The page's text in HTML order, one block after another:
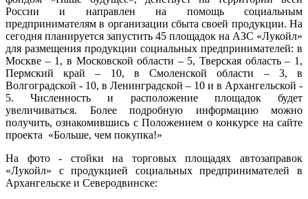
России и направлен на помощь социальным
предпринимателям в организации сбыта своей продукции. На
сегодня планируется запустить 45 площадок на АЗС «Лукойл»
для размещения продукции социальных предпринимателей: в
Москве – 1, в Московской области – 5, Тверская область – 1,
Пермский край – 10, в Смоленской области – 3, в
Волгоградской - 10, в Ленинградской – 10 и в Архангельской -
5. Численность и расположение площадок будет
увеличиваться. Более подробную информацию можно
получить, ознакомившись с Положением о конкурсе на сайте
проекта «Больше, чем покупка!»
На фото - стойки на торговых площадях автозаправок
«Лукойл» с продукцией социальных предпринимателей в
Архангельске и Северодвинске: